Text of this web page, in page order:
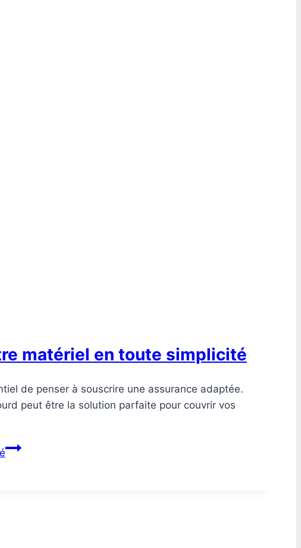
matériel en toute simplicité
de penser à souscrire une assurance adaptée.
peut être la solution parfaite pour couvrir vos